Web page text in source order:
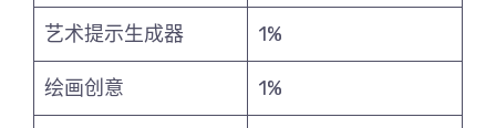
艺术提示生成器 1%
绘画创意 1%